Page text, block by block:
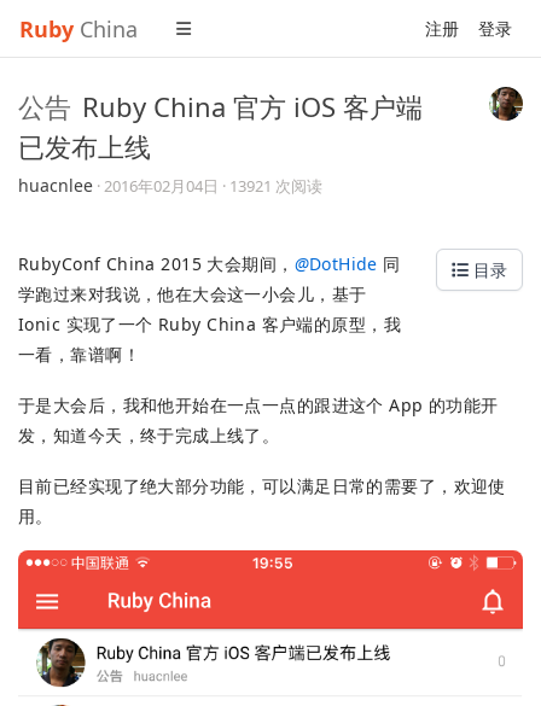
Ruby China 注册 登录
公告 Ruby China 官方 iOS 客户端
已发布上线
huacnlee ·2016年02月04日 · 13921 次阅读
目录
RubyConf China 2015 大会期间， @DotHide 同
学跑过来对我说，他在大会这一小会儿，基于
Ionic 实现了一个 Ruby China 客户端的原型，我
一看，靠谱啊！
于是大会后，我和他开始在一点一点的跟进这个 App 的功能开
发，知道今天，终于完成上线了。
目前已经实现了绝大部分功能，可以满足日常的需要了，欢迎使
用。